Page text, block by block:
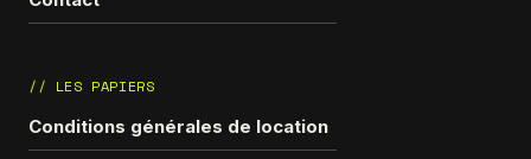
// LES PAPIERS
Conditions générales de location